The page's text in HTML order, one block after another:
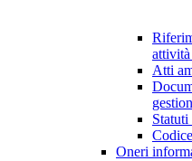
attività
Atti
Oneri